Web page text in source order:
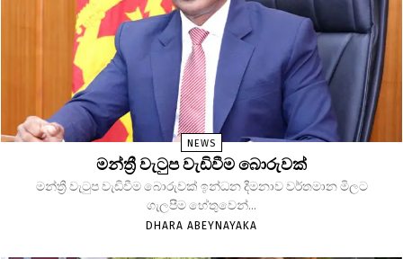
NEWS
මන්ත්‍රී වැටුප වැඩිවීම බොරුවක්
මන්ත්‍රී වැටුප වැඩිවීම බොරුවක් ඉන්ධන දීමනාව වර්තමාන මිලට
ගැලපීම හේතුවෙන්...
DHARA ABEYNAYAKA